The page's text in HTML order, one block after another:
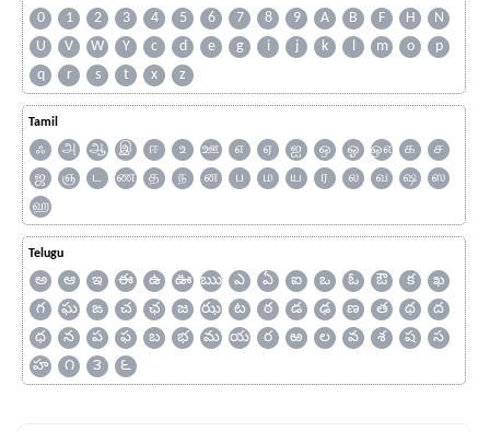
0 1 2 3 4 5 6 7 8 9 A B F H
N
U
V W Y c d e g i j k l m o
p
q
r s t x z
Tamil
ஃ அ ஆ இ ஈ உ ஊ எ ஏ ஐ ஒ ஓ ஔ க
ச
ஜ
ஞ ட ண த ந ன ப ம ய ர ல வ ஷ
ஸ
ஹ
Telugu
అ ఆ ఇ ఈ ఉ ఊ ఋ ఎ ఏ ఐ ఒ ఓ ఔ క
ఖ
గ
ఘ ఙ చ ఛ జ ఝ ట ఠ డ ఢ ణ త థ
ద
ధ
న ప ఫ బ భ మ య ర ఱ ల వ శ ష
స
హ
౧ ౩ ౬